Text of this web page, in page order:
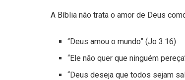
A Bíblia não trata o amor de Deus
“Deus amou o mundo” (Jo 3.16)
“Ele não quer que ninguém
“Deus deseja que todos sejam